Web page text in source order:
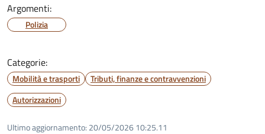
Argomenti:
Polizia
Categorie:
Mobilità e trasporti
Tributi, finanze e contravvenzioni
Autorizzazioni
Ultimo aggiornamento: 20/05/2026 10:25.11